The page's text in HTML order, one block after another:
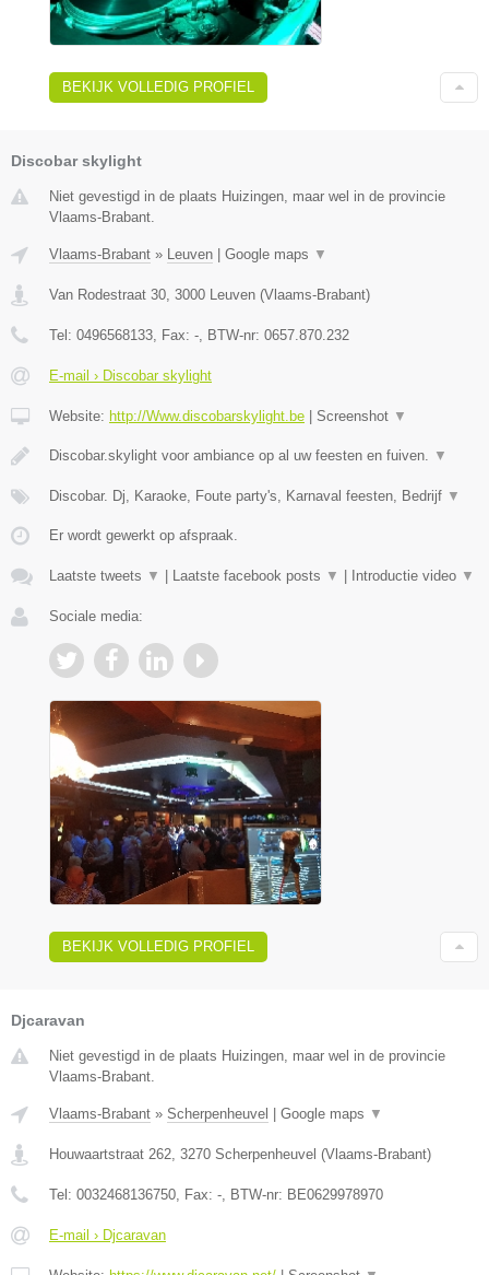
BEKIJK VOLLEDIG PROFIEL
Discobar skylight
Niet gevestigd in de plaats Huizingen, maar wel in de provincie
Vlaams-Brabant.
Vlaams-Brabant » Leuven Google maps ▼
Van Rodestraat 30, 3000 Leuven (Vlaams-Brabant)
Tel: 0496568133, Fax: -, BTW-nr: 0657.870.232
E-mail › Discobar skylight
Website: http://Www.discobarskylight.be Screenshot ▼
Discobar.skylight voor ambiance op al uw feesten en fuiven. ▼
Discobar. Dj, Karaoke, Foute party's, Karnaval feesten, Bedrijf ▼
Er wordt gewerkt op afspraak.
Laatste tweets ▼ Laatste facebook posts ▼ Introductie video ▼
Sociale media:
BEKIJK VOLLEDIG PROFIEL
Djcaravan
Niet gevestigd in de plaats Huizingen, maar wel in de provincie
Vlaams-Brabant.
Vlaams-Brabant » Scherpenheuvel | Google maps ▼
Houwaartstraat 262 3270 Scherpenheuvel (Vlaams-Brabant)
Tel: 0032468136750 , Fax: - , BTW-nr: BE0629978970
E-mail › Djcaravan